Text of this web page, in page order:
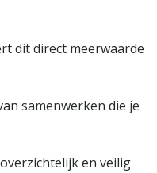
dit direct meerwaarde
samenwerken die je
en veilig